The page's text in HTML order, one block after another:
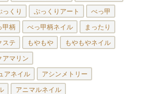
っくり ぷっくりアート べっ甲
甲柄 べっ甲柄ネイル まったり
ステ もやもや もやもやネイル
アマリン
アネイル アシンメトリー
アニマルネイル